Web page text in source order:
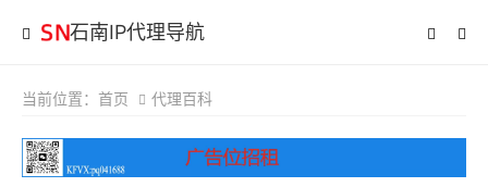
石南IP代理导航
当前位置： 首页 代理百科